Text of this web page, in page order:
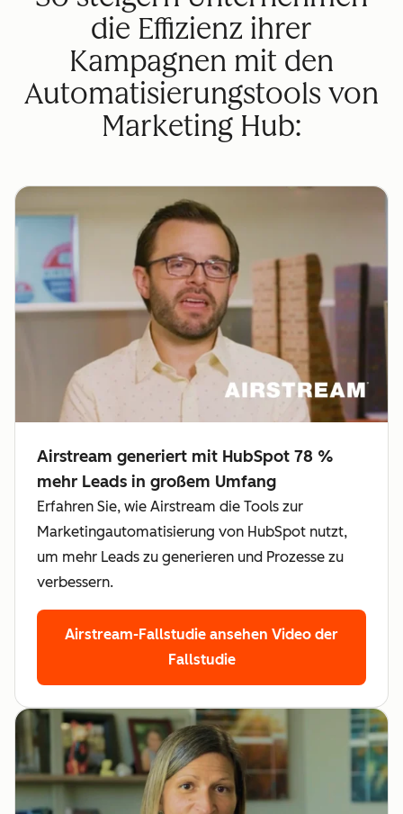
die Effizienz ihrer
Kampagnen mit den
Automatisierungstools von
Marketing Hub:
Airstream generiert mit HubSpot 78 %
mehr Leads in großem Umfang
Erfahren Sie, wie Airstream die Tools zur
Marketingautomatisierung von HubSpot nutzt,
um mehr Leads zu generieren und Prozesse zu
verbessern.
Airstream-Fallstudie ansehen Video der
Fallstudie